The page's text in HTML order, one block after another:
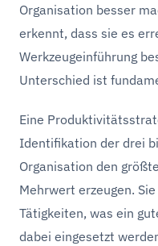
Organisation besser
erkennt, dass sie es
Werkzeugeinführung
Unterschied ist
Eine
Identifikation der drei
Organisation den
Mehrwert erzeugen.
Tätigkeiten, was ein
dabei eingesetzt